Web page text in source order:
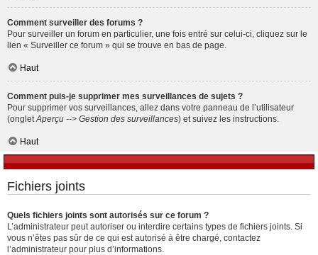
Comment surveiller des forums ?
Pour surveiller un forum en particulier, une fois entré sur celui-ci, cliquez sur le
lien « Surveiller ce forum » qui se trouve en bas de page.
Haut
Comment puis-je supprimer mes surveillances de sujets ?
Pour supprimer vos surveillances, allez dans votre panneau de l’utilisateur
(onglet Aperçu --> Gestion des surveillances) et suivez les instructions.
Haut
Fichiers joints
Quels fichiers joints sont autorisés sur ce forum ?
L’administrateur peut autoriser ou interdire certains types de fichiers joints. Si
vous n’êtes pas sûr de ce qui est autorisé à être chargé, contactez
l’administrateur pour plus d’informations.